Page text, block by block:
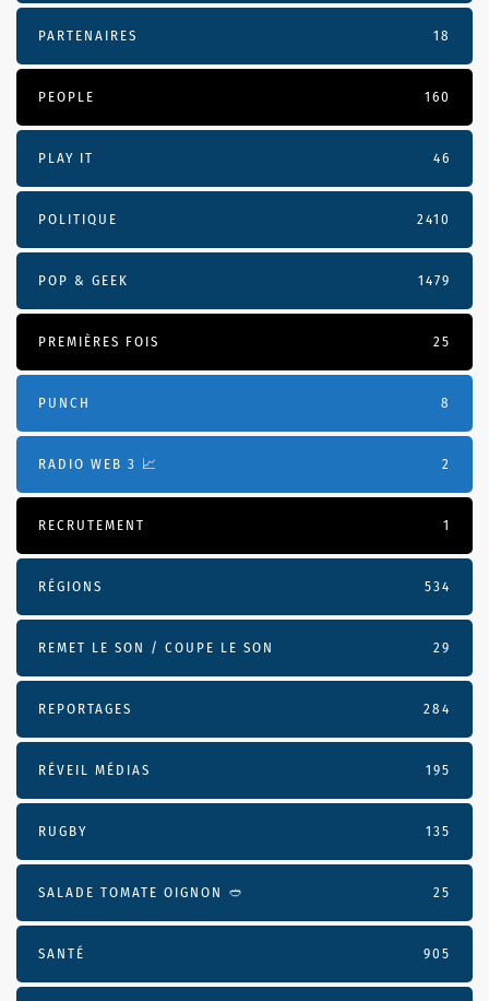
PARTENAIRES 18
PEOPLE 160
PLAY IT 46
POLITIQUE 2410
POP & GEEK 1479
PREMIÈRES FOIS 25
PUNCH 8
RADIO WEB 3 📈 2
RECRUTEMENT 1
RÉGIONS 534
REMET LE SON / COUPE LE SON 29
REPORTAGES 284
RÉVEIL MÉDIAS 195
RUGBY 135
SALADE TOMATE OIGNON 🥙 25
SANTÉ 905